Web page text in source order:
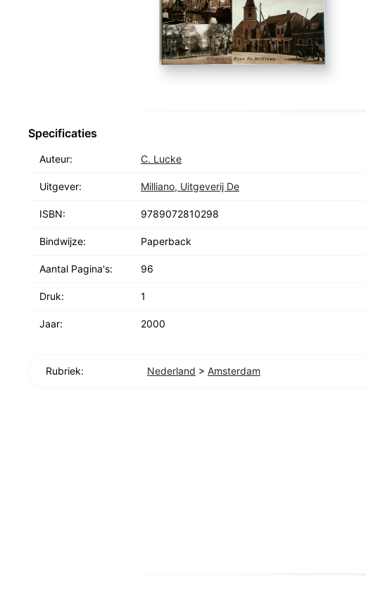
Specificaties
Auteur: C. Lucke
Uitgever: Milliano, Uitgeverij De
ISBN: 9789072810298
Bindwijze: Paperback
Aantal Pagina's: 96
Druk: 1
Jaar: 2000
Rubriek: Nederland > Amsterdam